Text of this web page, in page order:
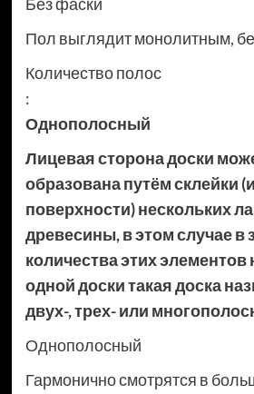
Пол выглядит монолитным,
Количество полос
:
Однополосный
Лицевая сторона доски
образована путём склейки
поверхности) нескольких
древесины, в этом случае в
количества этих
одной доски такая доска
двух-, трех- или
Однополосный
Гармонично смотрятся в